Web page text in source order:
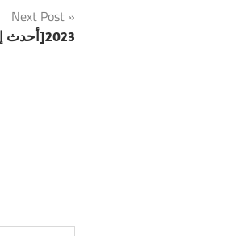
Next Post
Infix PDF Editor Pro 7.6.9 + Crack [أحدث إصدار]2023